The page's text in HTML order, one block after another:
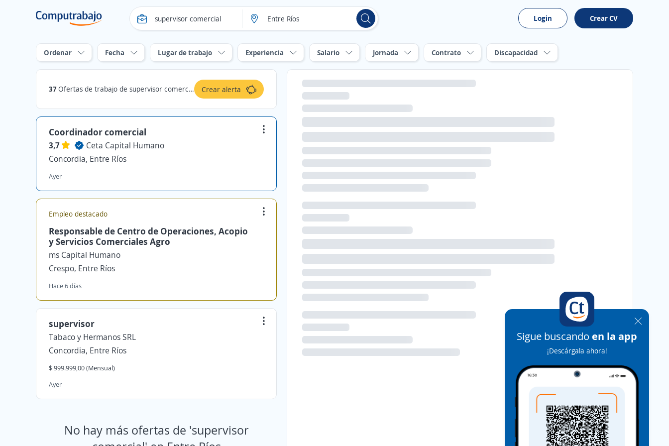
Login Crear CV
Ordenar Fecha Lugar de trabajo Experiencia Salario Jornada Contrato Discapacidad
37Ofertas de trabajo de supervisor comercial en Entre Ríos Crear alerta
Coordinador comercial
3,7
Ceta Capital Humano
Concordia, Entre Ríos
Ayer
Empleo destacado
Responsable de Centro de Operaciones, Acopio
y Servicios Comerciales Agro
ms Capital Humano
Crespo, Entre Ríos
Hace 6 días
supervisor
Tabaco y Hermanos SRL
Concordia, Entre Ríos
$ 999.999,00 (Mensual)
Ayer
No hay más ofertas de 'supervisor
Sigue buscando en la app
¡Descárgala ahora!